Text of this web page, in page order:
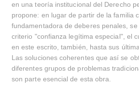
en una teoría institucional del Derecho
propone: en lugar de partir de la familia
fundamentadora de deberes penales,
criterio "confianza legítima especial", el
en este escrito, también, hasta sus
Las soluciones coherentes que así se
diferentes grupos de problemas
son parte esencial de esta obra.